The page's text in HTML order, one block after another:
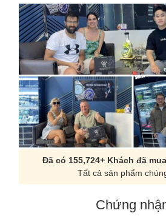
Đã có 155,724+ Khách đã
Tất cả sản phẩm
Chứng